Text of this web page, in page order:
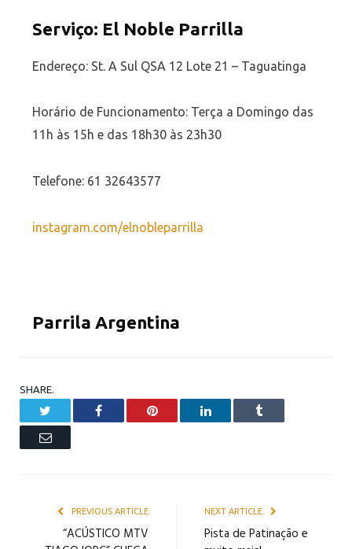
Serviço: El Noble Parrilla
Endereço: St. A Sul QSA 12 Lote 21 – Taguatinga
Horário de Funcionamento: Terça a Domingo das
11h às 15h e das 18h30 às 23h30
Telefone: 61 32643577
instagram.com/elnobleparrilla
Parrila Argentina
SHARE.
Facebook Pinterest LinkedIn Tumblr
Email
PREVIOUS ARTICLE
“ACÚSTICO MTV
NEXT ARTICLE
Pista de Patinação e